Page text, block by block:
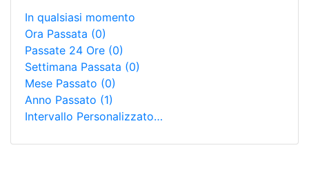
In qualsiasi momento
Ora Passata (0)
Passate 24 Ore (0)
Settimana Passata (0)
Mese Passato (0)
Anno Passato (1)
Intervallo Personalizzato…